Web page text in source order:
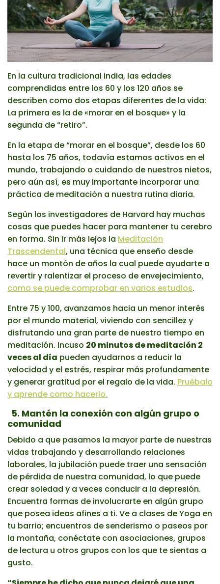
En la cultura tradicional india, las edades
comprendidas entre los 60 y los 120 años se
describen como dos etapas diferentes de la vida:
La primera es la de «morar en el bosque» y la
segunda de “retiro”.
En la etapa de “morar en el bosque”, desde los 60
hasta los 75 años, todavía estamos activos en el
mundo, trabajando o cuidando de nuestros nietos,
pero aún así, es muy importante incorporar una
práctica de meditación a nuestra rutina diaria.
Según los investigadores de Harvard hay muchas
cosas que puedes hacer para mantener tu cerebro
en forma. Sin ir más lejos la Meditación
Trascendental, una técnica que enseño desde
hace un montón de años la cual puede ayudarte a
revertir y ralentizar el proceso de envejecimiento,
como se puede comprobar en varios estudios.
Entre 75 y 100, avanzamos hacia un menor interés
por el mundo material, viviendo con sencillez y
disfrutando una gran parte de nuestro tiempo en
meditación. Incuso 20 minutos de meditación 2
veces al día pueden ayudarnos a reducir la
velocidad y el estrés, respirar más profundamente
y generar gratitud por el regalo de la vida. Pruébalo
y aprende como hacerlo.
5. Mantén la conexión con algún grupo o
comunidad
Debido a que pasamos la mayor parte de nuestras
vidas trabajando y desarrollando relaciones
laborales, la jubilación puede traer una sensación
de pérdida de nuestra comunidad, lo que puede
crear soledad y a veces conducir a la depresión.
Encuentra formas de involucrarte en algún grupo
que posea ideas afines a ti. Ve a clases de Yoga en
tu barrio; encuentros de senderismo o paseos por
la montaña, conéctate con asociaciones, grupos
de lectura u otros grupos con los que te sientas a
gusto.